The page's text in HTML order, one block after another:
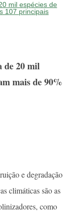
mil espécies de
107 principais
de 20 mil
mais de 90%
e degradação
climáticas são as
como